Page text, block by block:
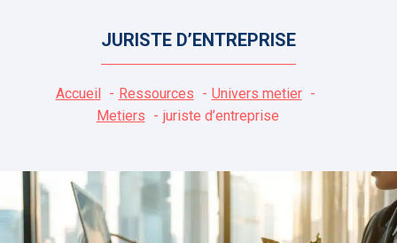
JURISTE D’ENTREPRISE
Accueil Ressources
Univers metier
Metiers
juriste d’entreprise